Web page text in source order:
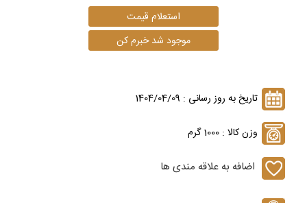
تاریخ به روز رسانی : 1404/04/09
وزن کالا : 1000 گرم
اضافه به علاقه مندی ها